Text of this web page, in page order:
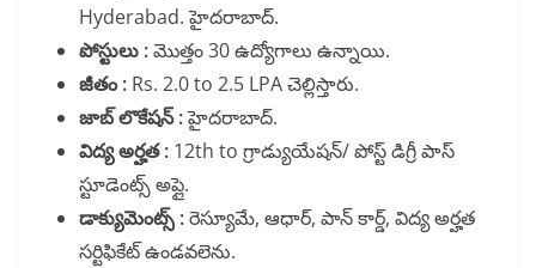
Hyderabad. హైదరాబాద్.
పోస్టులు :మొత్తం 30 ఉద్యోగాలు ఉన్నాయి.
జీతం : Rs. 2.0 to 2.5 LPA చెల్లిస్తారు.
జాబ్ లొకేషన్ :హైదరాబాద్.
విద్య అర్హత : 12th to గ్రాడ్యుయేషన్/ పోస్ట్ డిగ్రీ పాస్
స్టూడెంట్స్ అప్లై.
డాక్యుమెంట్స్ :రెస్యూమే, ఆధార్, పాన్ కార్డ్, విద్య అర్హత
సర్టిఫికేట్ ఉండవలెను.